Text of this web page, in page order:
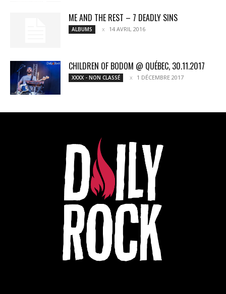
ME AND THE REST – 7 DEADLY SINS
ALBUMS 14 AVRIL 2016
CHILDREN OF BODOM @ QUÉBEC, 30.11.2017
XXXX - NON CLASSÉ 1 DÉCEMBRE 2017